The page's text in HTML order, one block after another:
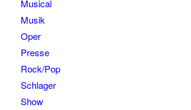
Musical
Musik
Oper
Presse
Rock/Pop
Schlager
Show